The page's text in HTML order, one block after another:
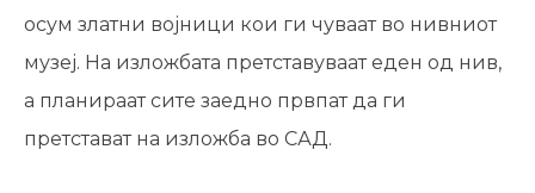
осум златни војници кои ги чуваат во нивниот
музеј. На изложбата претставуваат еден од нив,
а планираат сите заедно првпат да ги
претстават на изложба во САД.